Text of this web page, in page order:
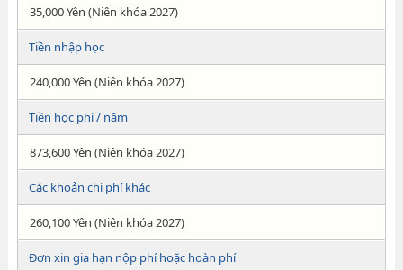
35,000 Yên (Niên khóa 2027)
Tiền nhập học
240,000 Yên (Niên khóa 2027)
Tiền học phí / năm
873,600 Yên (Niên khóa 2027)
Các khoản chi phí khác
260,100 Yên (Niên khóa 2027)
Đơn xin gia hạn nộp phí hoặc hoàn phí